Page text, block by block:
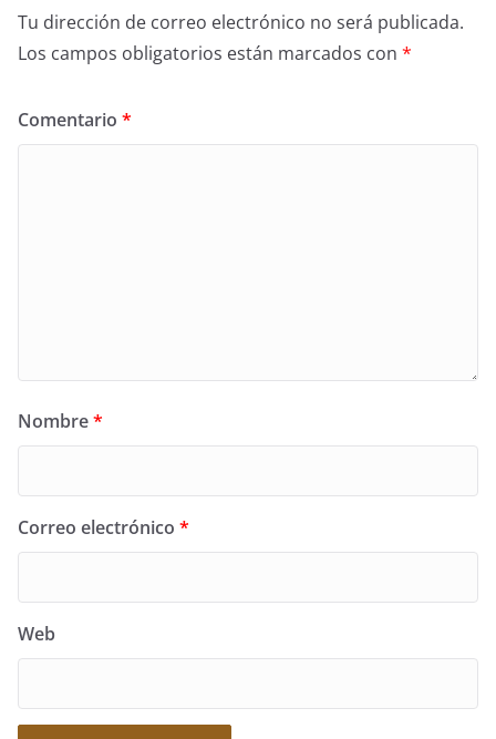
Tu dirección de correo electrónico no será publicada.
Los campos obligatorios están marcados con *
Comentario *
Nombre*
Correo electrónico *
Web